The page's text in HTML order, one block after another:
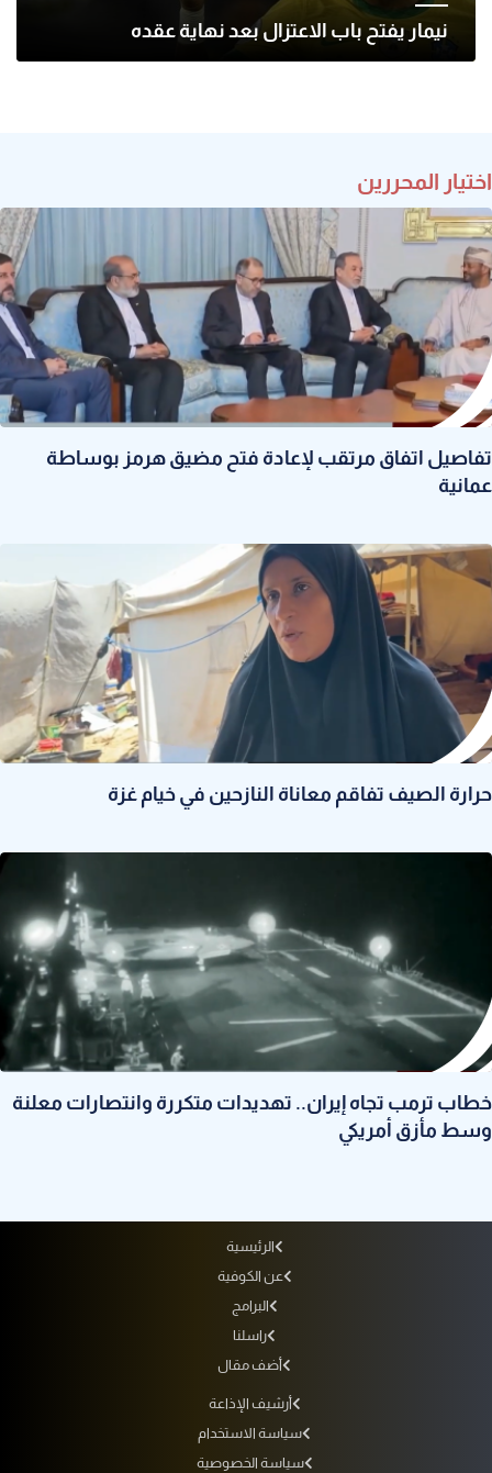
نيمار يفتح باب الاعتزال بعد نهاية عقده
اختيار المحررين
تفاصيل اتفاق مرتقب لإعادة فتح مضيق هرمز بوساطة
عمانية
حرارة الصيف تفاقم معاناة النازحين في خيام غزة
خطاب ترمب تجاه إيران.. تهديدات متكررة وانتصارات معلنة
وسط مأزق أمريكي
الرئيسية
عن الكوفية
البرامج
راسلنا
أضف مقال
أرشيف الإذاعة
سياسة الاستخدام
سياسة الخصوصية